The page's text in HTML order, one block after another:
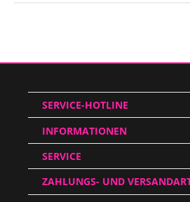
SERVICE-HOTLINE
INFORMATIONEN
SERVICE
ZAHLUNGS- UND